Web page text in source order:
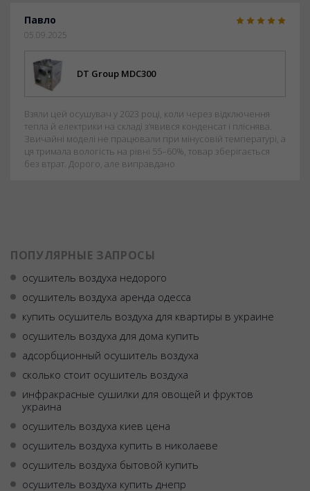
Павло
05.09.2025
DT Group MDC300
Взяли цей осушувач у 2023 році, коли через відключення
тепла й електрики на складі з’явився конденсат і пліснява.
Звичайні моделі не працювали при мінусовій температурі, а
ця тримала вологість на рівні 55–60%, товар зберігається
без втрат. Дорого, але виправдано
ПОПУЛЯРНЫЕ ЗАПРОСЫ
осушитель воздуха недорого
осушитель воздуха аренда одесса
купить осушитель воздуха для квартиры в украине
осушитель воздуха для дома купить
адсорбционный осушитель воздуха
сколько стоит осушитель воздуха
инфракрасные сушилки для овощей и фруктов
украина
осушитель воздуха киев цена
осушитель воздуха купить в николаеве
осушитель воздуха бытовой купить
осушитель воздуха купить днепр